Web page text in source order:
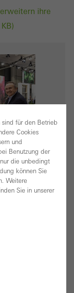
ihre
von Schüco
Elmar Gollers,
Metal
für den Betrieb
Cookies
und
Benutzung der
die unbedingt
können Sie
Weitere
Sie in unserer